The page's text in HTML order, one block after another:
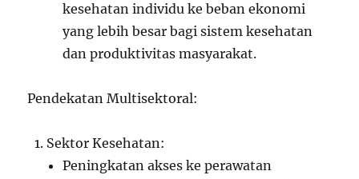
kesehatan individu ke beban ekonomi
yang lebih besar bagi sistem kesehatan
dan produktivitas masyarakat.
Pendekatan Multisektoral:
Sektor Kesehatan:
Peningkatan akses ke perawatan